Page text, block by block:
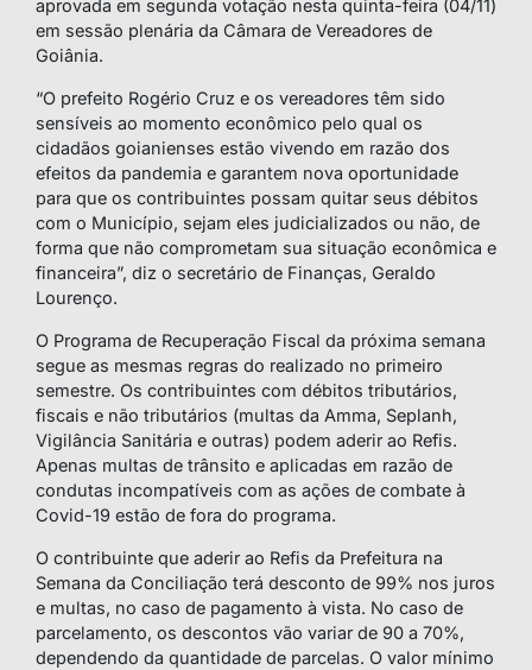
aprovada em segunda votação nesta quinta-feira (04/11)
em sessão plenária da Câmara de Vereadores de
Goiânia.
“O prefeito Rogério Cruz e os vereadores têm sido
sensíveis ao momento econômico pelo qual os
cidadãos goianienses estão vivendo em razão dos
efeitos da pandemia e garantem nova oportunidade
para que os contribuintes possam quitar seus débitos
com o Município, sejam eles judicializados ou não, de
forma que não comprometam sua situação econômica e
financeira”, diz o secretário de Finanças, Geraldo
Lourenço.
O Programa de Recuperação Fiscal da próxima semana
segue as mesmas regras do realizado no primeiro
semestre. Os contribuintes com débitos tributários,
fiscais e não tributários (multas da Amma, Seplanh,
Vigilância Sanitária e outras) podem aderir ao Refis.
Apenas multas de trânsito e aplicadas em razão de
condutas incompatíveis com as ações de combate à
Covid-19 estão de fora do programa.
O contribuinte que aderir ao Refis da Prefeitura na
Semana da Conciliação terá desconto de 99% nos juros
e multas, no caso de pagamento à vista. No caso de
parcelamento, os descontos vão variar de 90 a 70%,
dependendo da quantidade de parcelas. O valor mínimo